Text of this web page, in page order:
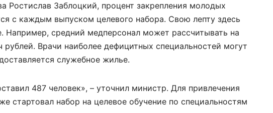
Ростислав Заблоцкий, процент закрепления молодых
с каждым выпуском целевого набора. Свою лепту здесь
Например, средний медперсонал может рассчитывать на
Врачи наиболее дефицитных специальностей могут
служебное жилье.
487 человек», – уточнил министр. Для привлечения
стартовал набор на целевое обучение по специальностям